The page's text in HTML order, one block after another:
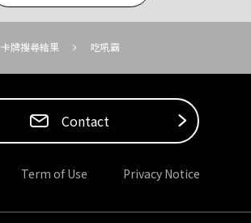
卡牌搜尋結果 吃吼霸
Contact
Term of Use Privacy Notice